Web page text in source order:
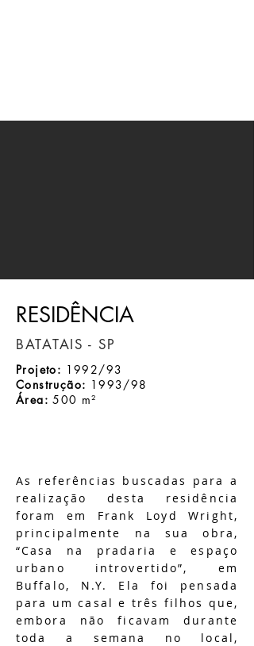
As referências buscadas para a
realização desta residência
foram em Frank Loyd Wright,
principalmente na sua obra,
“Casa na pradaria e espaço
urbano introvertido”, em
Buffalo, N.Y. Ela foi pensada
para um casal e três filhos que,
embora não ficavam durante
toda a semana no local,
BATATAIS - SP
RESIDÊNCIA
Projeto: 1992/93
Construção: 1993/98
Área:500 m²